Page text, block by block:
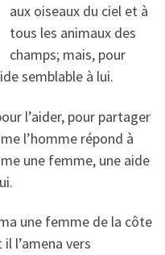
aux oiseaux du ciel et à
tous les animaux des
champs; mais, pour
semblable à lui.
l’aider, pour partager
l’homme répond à
une femme, une aide
une femme de la côte
l’amena vers